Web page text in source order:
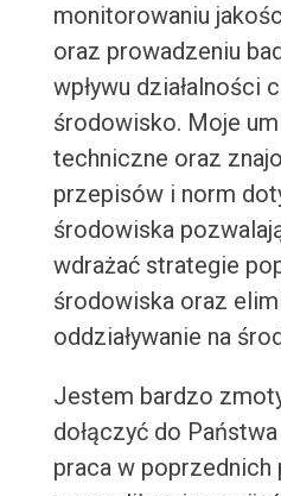
monitorowaniu
oraz prowadzeniu
wpływu działalności
środowisko. Moje
techniczne oraz
przepisów i norm
środowiska
wdrażać strategie
środowiska oraz
oddziaływanie na
Jestem bardzo
dołączyć do
praca w poprzednich